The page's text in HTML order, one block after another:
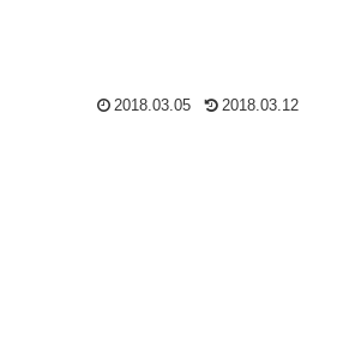
2018.03.05 2018.03.12